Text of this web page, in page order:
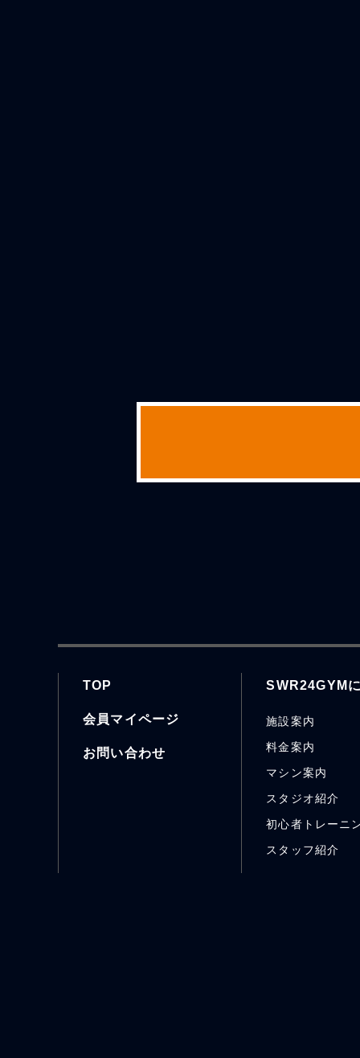
TOP
会員マイページ
お問い合わせ
SWR24GYM
施設案内
料金案内
マシン案内
スタジオ紹介
初心者トレーニ
スタッフ紹介